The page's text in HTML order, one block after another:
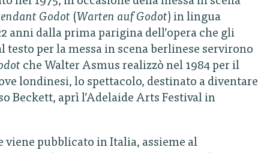
Godot ( Warten auf Godot) in lingua
anni dalla prima parigina dell’opera che gli
per la messa in scena berlinese servirono
che Walter Asmus realizzò nel 1984 per il
londinesi, lo spettacolo, destinato a diventare
Beckett, aprì l’Adelaide Arts Festival in
viene pubblicato in Italia, assieme al